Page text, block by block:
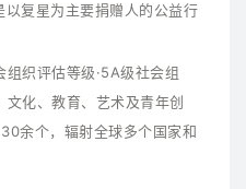
复星为主要捐赠人的公益行
组织评估等级·5A级社会组
文化、教育、艺术及青年创
余个，辐射全球多个国家和